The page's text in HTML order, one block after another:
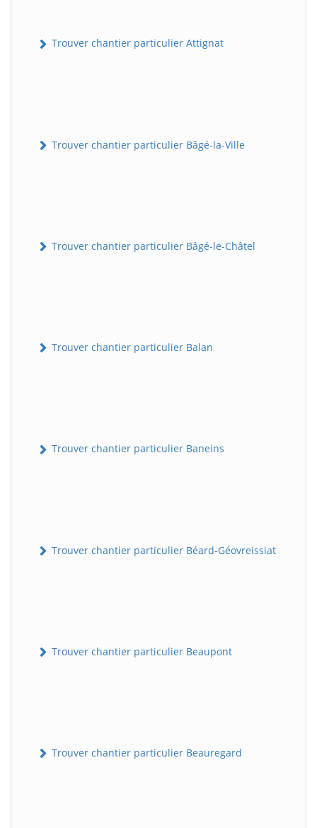
Trouver chantier particulier Attignat
Trouver chantier particulier Bâgé-la-Ville
Trouver chantier particulier Bâgé-le-Châtel
Trouver chantier particulier Balan
Trouver chantier particulier Baneins
Trouver chantier particulier Béard-Géovreissiat
Trouver chantier particulier Beaupont
Trouver chantier particulier Beauregard